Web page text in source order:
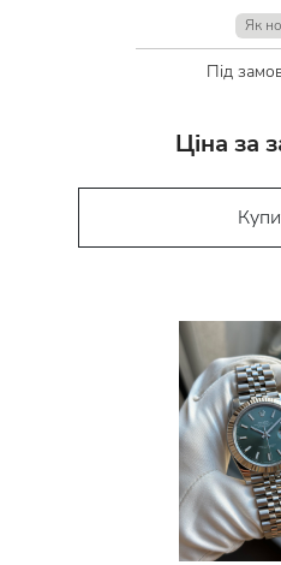
Як
Під
Ціна за